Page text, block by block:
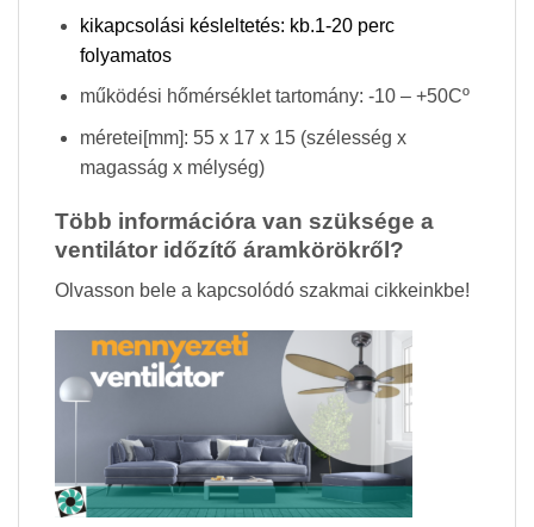
kikapcsolási késleltetés: kb.1-20 perc
folyamatos
működési hőmérséklet tartomány: -10 – +50Cº
méretei[mm]: 55 x 17 x 15 (szélesség x
magasság x mélység)
Több információra van szüksége a
ventilátor időzítő áramkörökről?
Olvasson bele a kapcsolódó szakmai cikkeinkbe!